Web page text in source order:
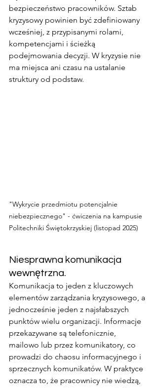
bezpieczeństwo pracowników. Sztab
kryzysowy powinien być zdefiniowany
wcześniej, z przypisanymi rolami,
kompetencjami i ścieżką
podejmowania decyzji. W kryzysie nie
ma miejsca ani czasu na ustalanie
struktury od podstaw.
"Wykrycie przedmiotu potencjalnie
niebezpiecznego" - ćwiczenia na kampusie
Politechniki Świętokrzyskiej (listopad 2025)
Niesprawna komunikacja
wewnętrzna.
Komunikacja to jeden z kluczowych
elementów zarządzania kryzysowego, a
jednocześnie jeden z najsłabszych
punktów wielu organizacji. Informacje
przekazywane są telefonicznie,
mailowo lub przez komunikatory, co
prowadzi do chaosu informacyjnego i
sprzecznych komunikatów. W praktyce
oznacza to, że pracownicy nie wiedzą,